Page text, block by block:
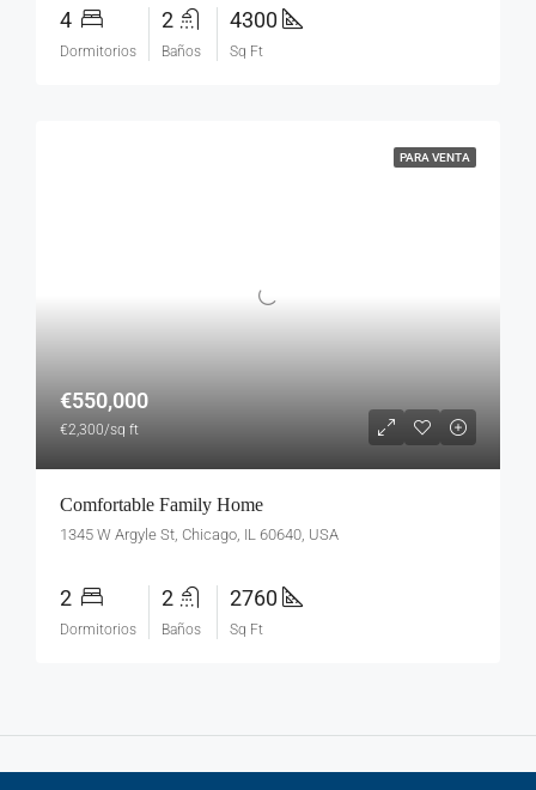
4
Dormitorios
2
Baños
4300
Sq Ft
PARA VENTA
€550,000
€2,300/sq ft
Comfortable Family Home
1345 W Argyle St, Chicago, IL 60640, USA
2
Dormitorios
2
Baños
2760
Sq Ft